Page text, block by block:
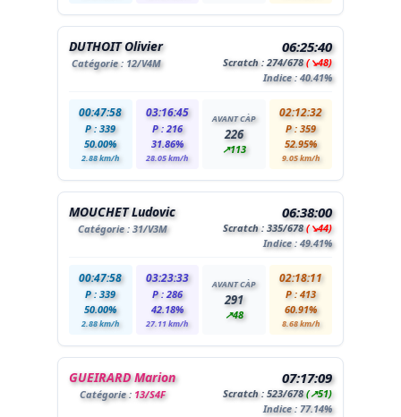
DUTHOIT Olivier
Catégorie : 12/V4M
06:25:40
Scratch :274/678(↘48)
Indice : 40.41%
00:47:58
P : 339
50.00%
2.88 km/h
03:16:45
P : 216
31.86%
28.05 km/h
AVANT CÀP
226
↗113
02:12:32
P : 359
52.95%
9.05 km/h
MOUCHET Ludovic
Catégorie : 31/V3M
06:38:00
Scratch : 335/678(↘44)
Indice : 49.41%
00:47:58
P : 339
50.00%
2.88 km/h
03:23:33
P : 286
42.18%
27.11 km/h
AVANT CÀP
291
↗48
02:18:11
P : 413
60.91%
8.68 km/h
GUEIRARD Marion
Catégorie : 13/S4F
07:17:09
Scratch : 523/678(↗51)
Indice : 77.14%